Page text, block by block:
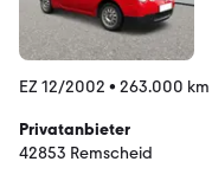
EZ 12/2002 • 263.000 km
Privatanbieter
42853 Remscheid